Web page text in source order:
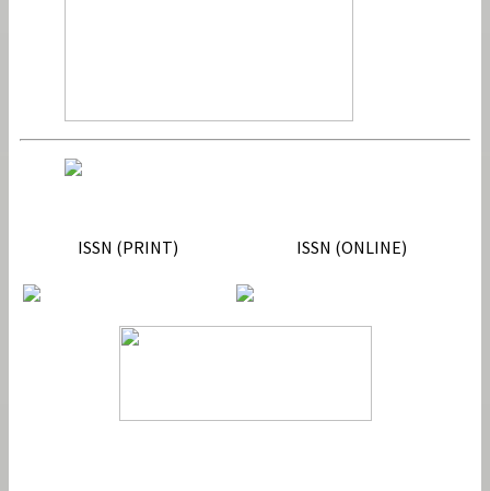
ISSN (PRINT)
ISSN (ONLINE)